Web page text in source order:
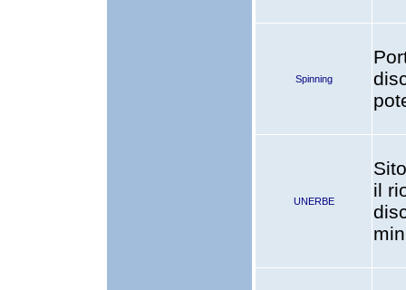
Spinning
UNERBE
il